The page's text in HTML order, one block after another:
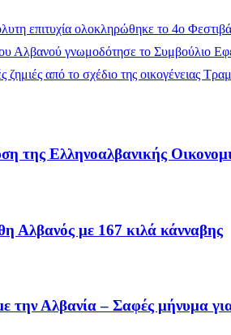
επιτυχία ολοκληρώθηκε το 4ο
Αλβανού γνωμοδότησε το Συμβούλιο
από το σχέδιο της οικογένειας
Ελληνοαλβανικής
Αλβανός με 167 κιλά κάνναβης
Αλβανία – Σαφές μήνυμα